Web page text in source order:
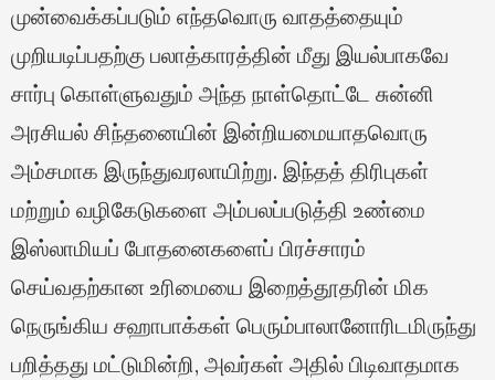
முன்வைக்கப்படும் எந்தவொரு வாதத்தையும்
முறியடிப்பதற்கு பலாத்காரத்தின் மீது இயல்பாகவே
சார்பு கொள்ளுவதும் அந்த நாள்தொட்டே சுன்னி
அரசியல் சிந்தனையின் இன்றியமையாதவொரு
அம்சமாக இருந்துவரலாயிற்று. இந்தத் திரிபுகள்
மற்றும் வழிகேடுகளை அம்பலப்படுத்தி உண்மை
இஸ்லாமியப் போதனைகளைப் பிரச்சாரம்
செய்வதற்கான உரிமையை இறைத்தூதரின் மிக
நெருங்கிய சஹாபாக்கள் பெரும்பாலானோரிடமிருந்து
பறித்தது மட்டுமின்றி, அவர்கள் அதில் பிடிவாதமாக